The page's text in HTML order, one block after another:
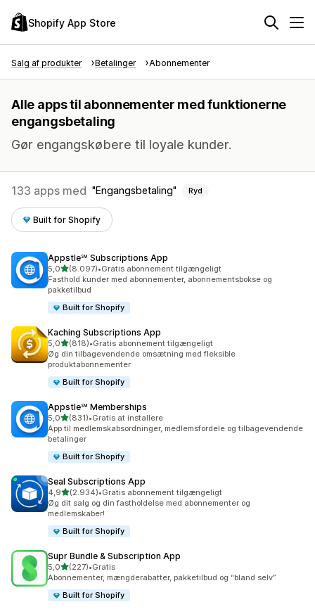
Shopify App Store
Salg af produkter Betalinger Abonnementer
Alle apps til abonnementer med funktionerne
engangsbetaling
Gør engangskøbere til loyale kunder.
133 apps med Engangsbetaling Ryd
Built for Shopify
Appstle℠ Subscriptions App
5,0ud af 5 stjerner
(8.097)
8097 anmeldelser i alt
•Gratis abonnement tilgængeligt
Fasthold kunder med abonnementer, abonnementsbokse og
pakketilbud
Built for Shopify
Kaching Subscriptions App
5,0ud af 5 stjerner
(818)
818 anmeldelser i alt
•Gratis abonnement tilgængeligt
Øg din tilbagevendende omsætning med fleksible
produktabonnementer
Built for Shopify
Appstle℠ Memberships
5,0ud af 5 stjerner
(831)
831 anmeldelser i alt
•Gratis at installere
App til medlemskabsordninger, medlemsfordele og tilbagevendende
betalinger
Built for Shopify
Seal Subscriptions App
4,9ud af 5 stjerner
(2.934)
2934 anmeldelser i alt
•Gratis abonnement tilgængeligt
Øg dit salg og din fastholdelse med abonnementer og
medlemskaber!
Built for Shopify
Supr Bundle & Subscription App
5,0ud af 5 stjerner
(227)
227 anmeldelser i alt
•Gratis
Abonnementer, mængderabatter, pakketilbud og “bland selv”
Built for Shopify